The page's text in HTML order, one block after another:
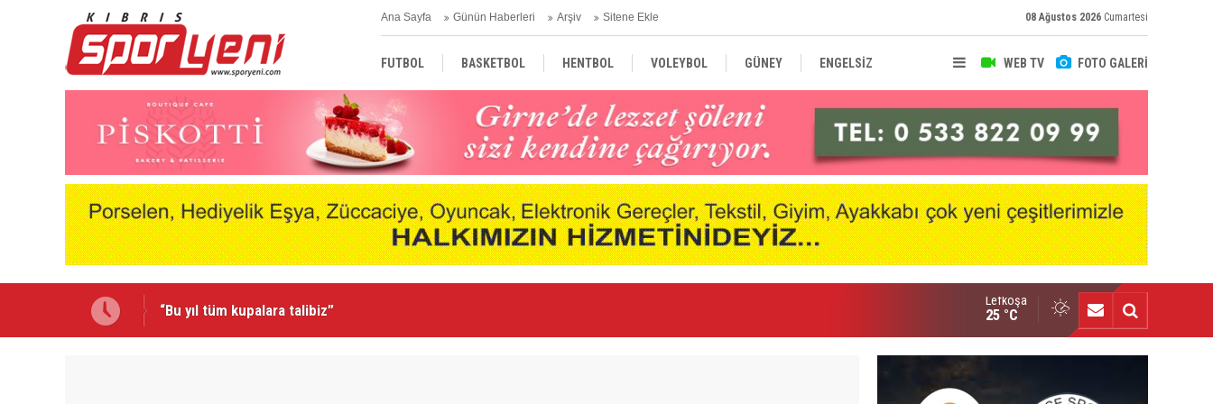
Ana Sayfa Günün Haberleri Arşiv Sitene Ekle 08 Ağustos 2026 Cumartesi
WEB TV FOTO GALERİ
FUTBOL BASKETBOL HENTBOL VOLEYBOL GÜNEY ENGELSİZ
TÜRKİYE AVRUPA DÜNYA
Emmanuel Ernest Mağusa Türk Gücü'nde
Lefkoşa
25 °C